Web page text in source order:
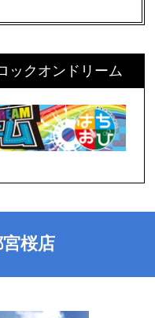
ックオンドリーム
桜店